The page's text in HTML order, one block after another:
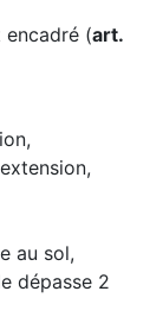
encadré (art.
au sol,
dépasse 2